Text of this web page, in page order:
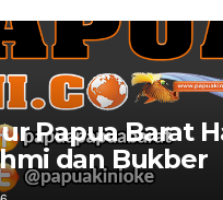
Papua Barat
dan Bukber
DPR RI dan